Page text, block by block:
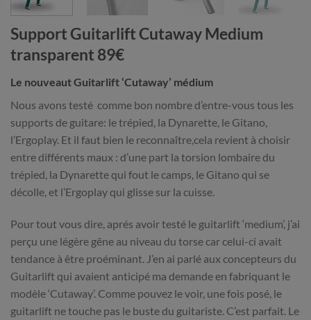
Support Guitarlift Cutaway Medium
transparent 89€
Le nouveaut Guitarlift ‘Cutaway’ médium
Nous avons testé comme bon nombre d’entre-vous tous les
supports de guitare: le trépied, la Dynarette, le Gitano,
l’Ergoplay. Et il faut bien le reconnaître,cela revient à choisir
entre différents maux : d’une part la torsion lombaire du
trépied, la Dynarette qui fout le camps, le Gitano qui se
décolle, et l’Ergoplay qui glisse sur la cuisse.
Pour tout vous dire, aprés avoir testé le guitarlift ‘medium’, j’ai
perçu une légère gêne au niveau du torse car celui-ci avait
tendance à être proéminant. J’en ai parlé aux concepteurs du
Guitarlift qui avaient anticipé ma demande en fabriquant le
modèle ‘Cutaway’. Comme pouvez le voir, une fois posé, le
guitarlift ne touche pas le buste du guitariste. C’est parfait. Le